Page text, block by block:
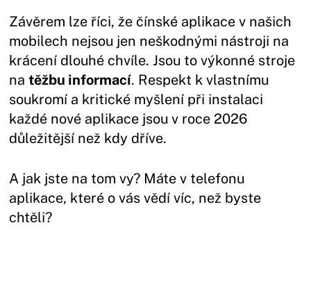
Závěrem lze říci, že čínské aplikace v našich
mobilech nejsou jen neškodnými nástroji na
krácení dlouhé chvíle. Jsou to výkonné stroje
natěžbu informací. Respekt k vlastnímu
soukromí a kritické myšlení při instalaci
každé nové aplikace jsou v roce 2026
důležitější než kdy dříve.
A jak jste na tom vy? Máte v telefonu
aplikace, které o vás vědí víc, než byste
chtěli?